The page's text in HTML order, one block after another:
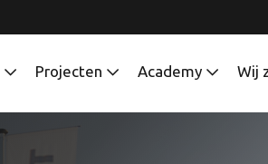
Projecten Academy Wij